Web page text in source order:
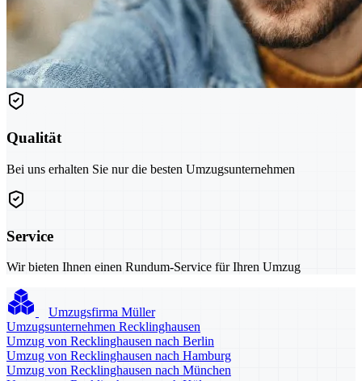
Qualität
Bei uns erhalten Sie nur die besten Umzugsunternehmen
Service
Wir bieten Ihnen einen Rundum-Service für Ihren Umzug
Umzugsfirma Müller
Umzugsunternehmen Recklinghausen
Umzug von Recklinghausen nach Berlin
Umzug von Recklinghausen nach Hamburg
Umzug von Recklinghausen nach München